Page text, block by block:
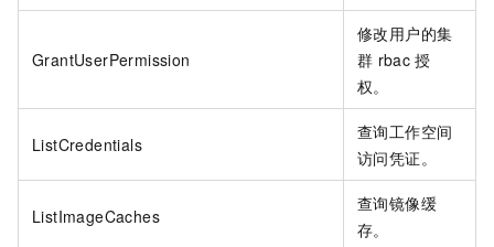
GrantUserPermission
修改用户的集
群 rbac 授
权。
ListCredentials
查询工作空间
访问凭证。
ListImageCaches
查询镜像缓
存。